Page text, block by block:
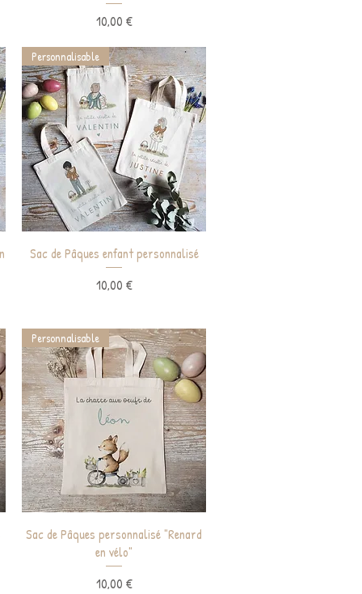
Prix
10,00 €
Aperçu rapide
Personnalisable
Sac de Pâques enfant personnalisé
Prix
10,00 €
Aperçu rapide
Personnalisable
Sac de Pâques personnalisé "Renard
en vélo"
Prix
10,00 €